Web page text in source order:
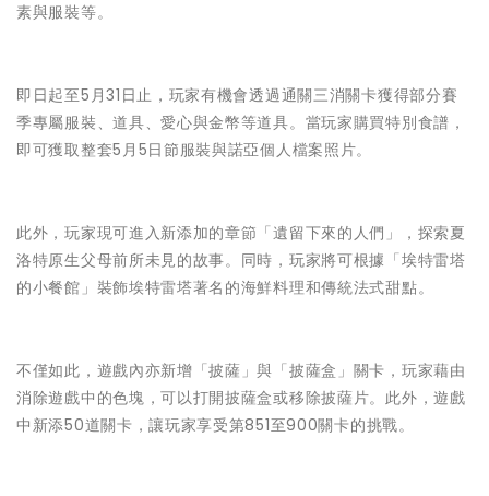
素與服裝等。
即日起至5月31日止，玩家有機會透過通關三消關卡獲得部分賽
季專屬服裝、道具、愛心與金幣等道具。當玩家購買特別食譜，
即可獲取整套5月5日節服裝與諾亞個人檔案照片。
此外，玩家現可進入新添加的章節「遺留下來的人們」，探索夏
洛特原生父母前所未見的故事。同時，玩家將可根據「埃特雷塔
的小餐館」裝飾埃特雷塔著名的海鮮料理和傳統法式甜點。
不僅如此，遊戲內亦新增「披薩」與「披薩盒」關卡，玩家藉由
消除遊戲中的色塊，可以打開披薩盒或移除披薩片。此外，遊戲
中新添50道關卡，讓玩家享受第851至900關卡的挑戰。